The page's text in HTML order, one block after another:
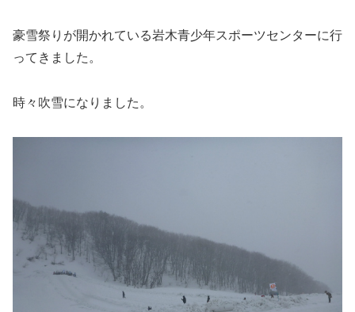
豪雪祭りが開かれている岩木青少年スポーツセンターに行
ってきました。
時々吹雪になりました。